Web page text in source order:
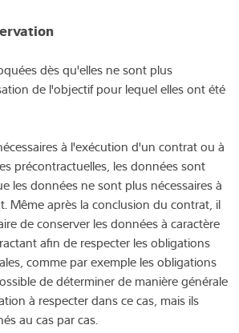
dès qu'elles ne sont plus
de l'objectif pour lequel elles ont été
à l'exécution d'un contrat ou à
précontractuelles, les données sont
les données ne sont plus nécessaires à
Même après la conclusion du contrat, il
de conserver les données à caractère
afin de respecter les obligations
comme par exemple les obligations
de déterminer de manière générale
à respecter dans ce cas, mais ils
au cas par cas.